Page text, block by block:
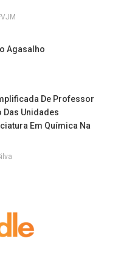
Agasalho
De Professor
Das Unidades
Em Química Na